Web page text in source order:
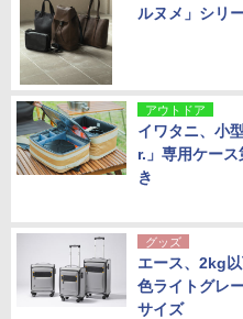
ルヌメ」シリ
アウトドア
イワタニ、小
r.」専用ケー
き
グッズ
エース、2kg
色ライトグレ
サイズ